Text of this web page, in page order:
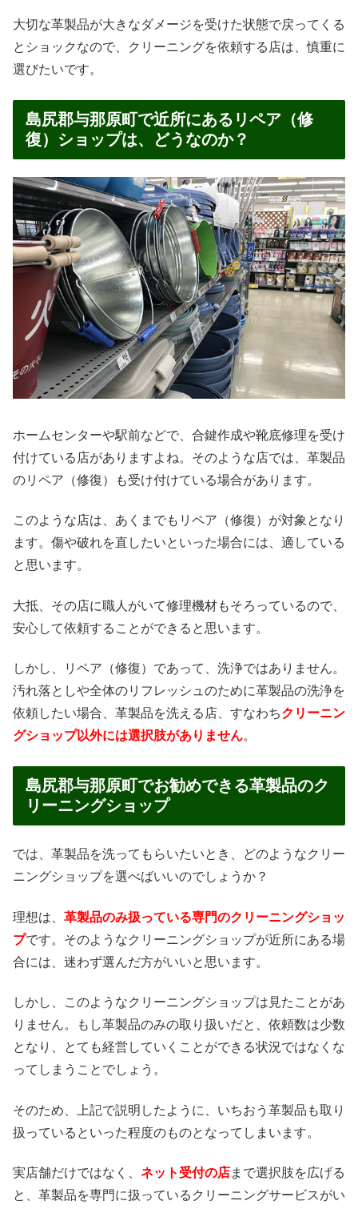
大切な革製品が大きなダメージを受けた状態で戻ってくる
とショックなので、クリーニングを依頼する店は、慎重に
選びたいです。
島尻郡与那原町で近所にあるリペア（修
復）ショップは、どうなのか？
ホームセンターや駅前などで、合鍵作成や靴底修理を受け
付けている店がありますよね。そのような店では、革製品
のリペア（修復）も受け付けている場合があります。
このような店は、あくまでもリペア（修復）が対象となり
ます。傷や破れを直したいといった場合には、適している
と思います。
大抵、その店に職人がいて修理機材もそろっているので、
安心して依頼することができると思います。
しかし、リペア（修復）であって、洗浄ではありません。
汚れ落としや全体のリフレッシュのために革製品の洗浄を
依頼したい場合、革製品を洗える店、すなわちクリーニン
グショップ以外には選択肢がありません。
島尻郡与那原町でお勧めできる革製品のク
リーニングショップ
では、革製品を洗ってもらいたいとき、どのようなクリー
ニングショップを選べばいいのでしょうか？
理想は、 革製品のみ扱っている専門のクリーニングショッ
プです。そのようなクリーニングショップが近所にある場
合には、迷わず選んだ方がいいと思います。
しかし、このようなクリーニングショップは見たことがあ
りません。もし革製品のみの取り扱いだと、依頼数は少数
となり、とても経営していくことができる状況ではなくな
ってしまうことでしょう。
そのため、上記で説明したように、いちおう革製品も取り
扱っているといった程度のものとなってしまいます。
実店舗だけではなく、 ネット受付の店まで選択肢を広げる
と、革製品を専門に扱っているクリーニングサービスがい